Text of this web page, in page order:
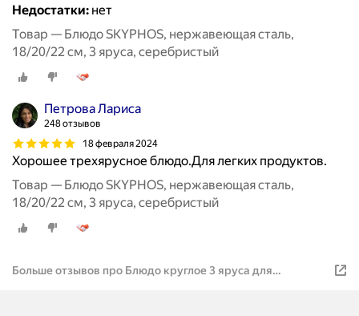
Недостатки: нет
Товар — Блюдо SKYPHOS, нержавеющая сталь,
18/20/22 см, 3 яруса, серебристый
Петрова Лариса
248 отзывов
18 февраля 2024
Хорошее трехярусное блюдо.Для легких продуктов.
Товар — Блюдо SKYPHOS, нержавеющая сталь,
18/20/22 см, 3 яруса, серебристый
Больше отзывов про Блюдо круглое 3 яруса для